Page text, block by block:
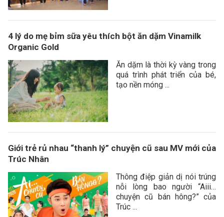
4 lý do mẹ bỉm sữa yêu thích bột ăn dặm Vinamilk
Organic Gold
Ăn dặm là thời kỳ vàng trong
quá trình phát triển của bé,
tạo nền móng ...
Giới trẻ rủ nhau “thanh lý” chuyện cũ sau MV mới của
Trúc Nhân
Thông điệp giản dị nói trúng
nỗi lòng bao người “Aiii…
chuyện cũ bán hông?” của
Trúc ...